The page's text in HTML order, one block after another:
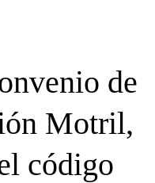
de
Motril,
código